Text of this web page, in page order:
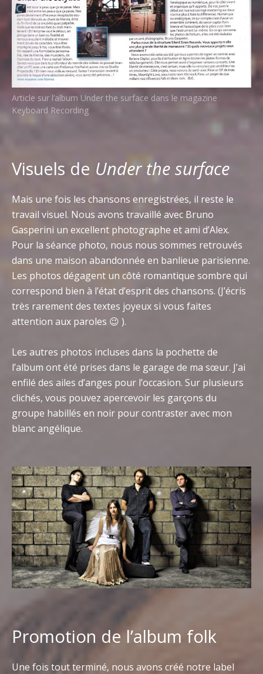
Article sur l’album Under the surface dans le magazine
Keyboard Recording
Visuels de Under the surface
Mais une fois les chansons enregistrées, il reste le
travail visuel. Nous avons travaillé avec Bruno
Gasperini un excellent photographe et ami d’Alex.
Pour la séance photo, nous nous sommes retrouvés
dans une maison abandonnée en banlieue parisienne.
Les photos dégagent un côté romantique sombre qui
correspond bien à l’état d’esprit des chansons. (J’écris
très rarement des textes joyeux si vous faites
attention aux paroles 😉 ).
Les autres photos incluses dans la pochette de
l’album ont été prises dans le garage de ma sœur. J’ai
enfilé des ailes d’anges pour l’occasion. Sur plusieurs
clichés, vous pouvez apercevoir les garçons du
groupe habillés en noir pour contraster avec mon
blanc angélique.
Promotion de l’album folk
Une fois tout terminé, nous avons créé notre label